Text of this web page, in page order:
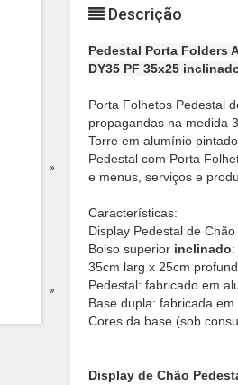
Descrição
Pedestal Porta Folders
DY35 PF 35x25
Porta Folhetos Pedestal
propagandas na medida
Torre em alumínio
Pedestal com Porta
e menus, serviços e
Características:
Display Pedestal de
Bolso superior inclinado
35cm larg x 25cm
Pedestal: fabricado em
Base dupla: fabricada
Cores da base (sob
Display de Chão